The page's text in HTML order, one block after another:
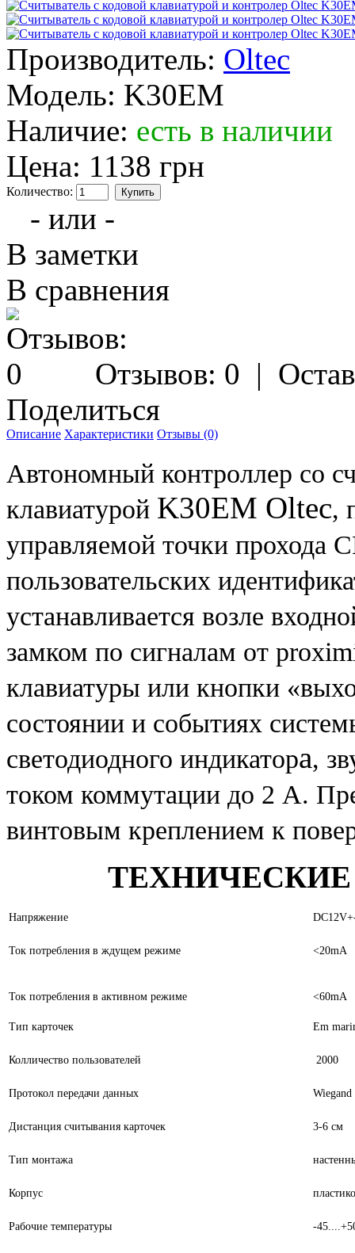
Производитель: Oltec
Модель: K30EM
Наличие: есть в наличии
Цена: 1138 грн
Количество:
- или -
В заметки
В сравнения
Отзывов: 0 |
Поделиться
Описание Характеристики Отзывы (0)
Автономный контроллер со
клавиатурой K30EM Oltec,
управляемой точки прохода
пользовательских
устанавливается возле
замком по сигналам от
клавиатуры или кнопки
состоянии и событиях
светодиодного индикатора,
током коммутации до 2 А.
винтовым креплением к
Напряжение
Ток потребления в ждущем режиме <20mA
Ток потребления в активном режиме <60mA
Тип карточек Em
Колличество пользователей 2000
Протокол передачи данных Wiegand
Дистанция считывания карточек 3-6 см
Тип монтажа
Корпус
Рабочие температуры -